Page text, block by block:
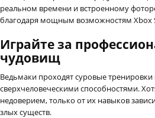
реальном времени и встроенному
благодаря мощным возможностям Xbox
Играйте за
чудовищ
Ведьмаки проходят суровые
сверхчеловеческими способностями.
недоверием, только от их навыков
злых существ.